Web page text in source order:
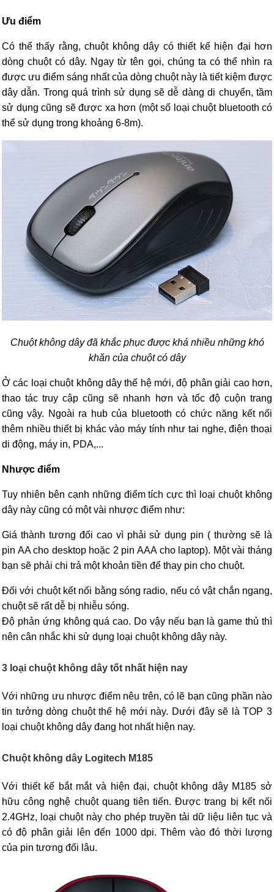
Ưu điểm
Có thể thấy rằng, chuột không dây có thiết kế hiện đại hơn
dòng chuột có dây. Ngay từ tên gọi, chúng ta có thể nhìn ra
được ưu điểm sáng nhất của dòng chuột này là tiết kiệm được
dây dẫn. Trong quá trình sử dụng sẽ dễ dàng di chuyển, tầm
sử dụng cũng sẽ được xa hơn (một số loại chuột bluetooth có
thể sử dụng trong khoảng 6-8m).
Chuột không dây đã khắc phục được khá nhiều những khó
khăn của chuột có dây
Ở các loại chuột không dây thế hệ mới, độ phân giải cao hơn,
thao tác truy cập cũng sẽ nhanh hơn và tốc độ cuộn trang
cũng vậy. Ngoài ra hub của bluetooth có chức năng kết nối
thêm nhiều thiết bị khác vào máy tính như tai nghe, điện thoại
di động, máy in, PDA,...
Nhược điểm
Tuy nhiên bên cạnh những điểm tích cực thì loại chuột không
dây này cũng có một vài nhược điểm như:
Giá thành tương đối cao vì phải sử dụng pin ( thường sẽ là
pin AA cho desktop hoặc 2 pin AAA cho laptop). Một vài tháng
bạn sẽ phải chi trả một khoản tiền để thay pin cho chuột.
Đối với chuột kết nối bằng sóng radio, nếu có vật chắn ngang,
chuột sẽ rất dễ bị nhiễu sóng.
Độ phản ứng không quá cao. Do vậy nếu bạn là game thủ thì
nên cân nhắc khi sử dụng loại chuột không dây này.
3 loại chuột không dây tốt nhất hiện nay
Với những ưu nhược điểm nêu trên, có lẽ bạn cũng phần nào
tin tưởng dòng chuột thế hệ mới này. Dưới đây sẽ là TOP 3
loại chuột không dây đang hot nhất hiện nay.
Chuột không dây Logitech M185
Với thiết kế bắt mắt và hiện đại, chuột không dây M185 sở
hữu công nghệ chuột quang tiên tiến. Được trang bị kết nối
2.4GHz, loại chuột này cho phép truyền tải dữ liệu liên tục và
có độ phân giải lên đến 1000 dpi. Thêm vào đó thời lượng
của pin tương đối lâu.